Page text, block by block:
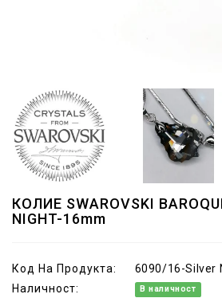
КОЛИЕ SWAROVSKI
NIGHT-16mm
Код На Продукта:
6090/16-Silver
Наличност:
В наличност